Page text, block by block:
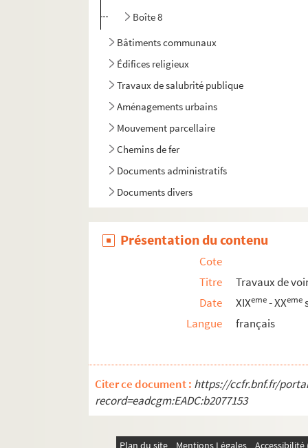
Boîte 8
Bâtiments communaux
Édifices religieux
Travaux de salubrité publique
Aménagements urbains
Mouvement parcellaire
Chemins de fer
Documents administratifs
Documents divers
Présentation du contenu
Cote
Titre
Travaux de
Date
XIXeme- XXeme
Langue
français
Citer ce document : https://ccfr.bnf.fr/
record=eadcgm:EADC:b2077153
Plan du site Mentions Légales